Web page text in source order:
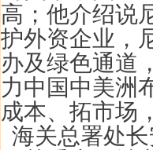
高；他介绍说
护外资企业，
办及绿色通道
力中国中美洲
成本、拓市场
海关总署处